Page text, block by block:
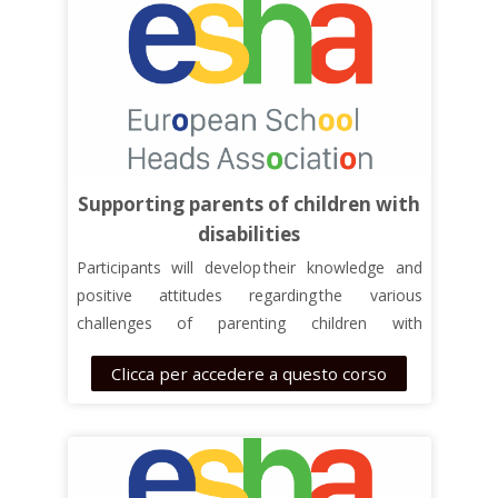
members ofpersons with disabilities (PWD
teachers working with PWD
– be them their
students or their students’ parents.
in the ELPIDA project. For further information,
visit the project website:https://www.elpida-
Supporting parents of children with
disabilities
Participantswill developtheir knowledge
and
positive attitudes regardingthe various
challenges of parenting children with
disabilities.
The course is useful both for parents or family
teachers or social workers
who are in contact with the parents ofchildren
disabilities.
Clicca per accedere a questo corso